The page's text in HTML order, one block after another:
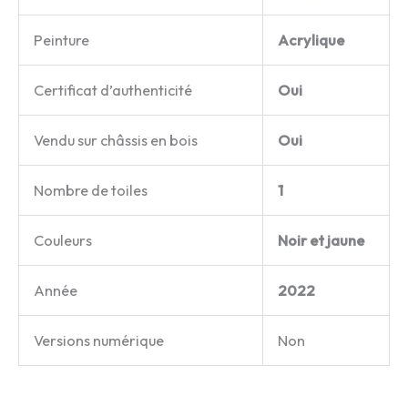
Peinture Acrylique
Certificat d’authenticité Oui
Vendu sur châssis en bois Oui
Nombre de toiles 1
Couleurs Noir et jaune
Année 2022
Versions numérique Non